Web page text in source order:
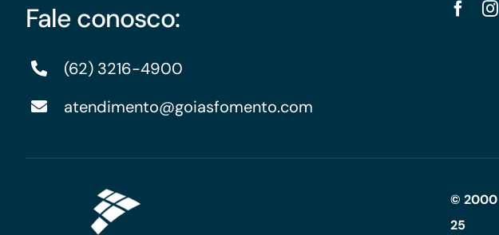
Fale conosco:
(62) 3216-4900
atendimento@goiasfomento.com
© 2000
25